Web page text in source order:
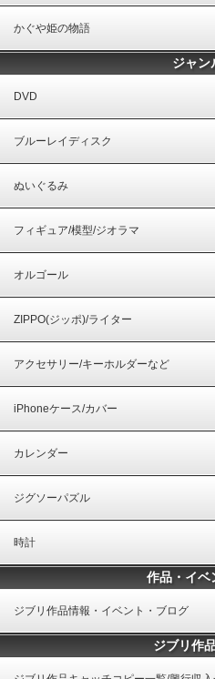
かぐや姫の物語
ジャン
DVD
ブルーレイディスク
ぬいぐるみ
フィギュア/模型/ジオラマ
オルゴール
ZIPPO(ジッポ)/ライター
アクセサリー/キーホルダーなど
iPhoneケース/カバー
カレンダー
ジグソーパズル
時計
作品・イベ
ジブリ作品情報・イベント・ブログ
ジブリ作